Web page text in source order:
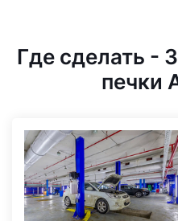
Где сделать -
печки